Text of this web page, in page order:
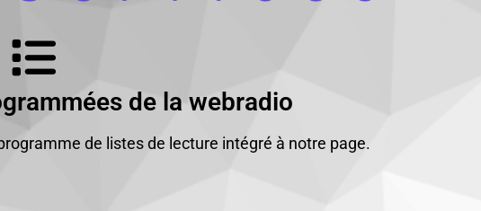
de la webradio
de listes de lecture intégré à notre page.